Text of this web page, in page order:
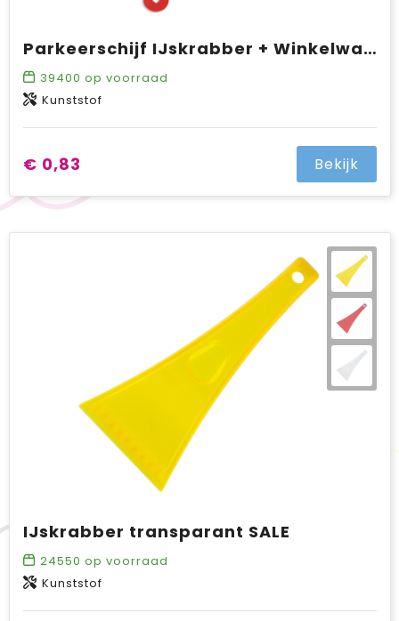
Parkeerschijf IJskrabber + Winkelwagenmuntjes
39400 op voorraad
Kunststof
€ 0,83 Bekijk
IJskrabber transparant SALE
24550 op voorraad
Kunststof